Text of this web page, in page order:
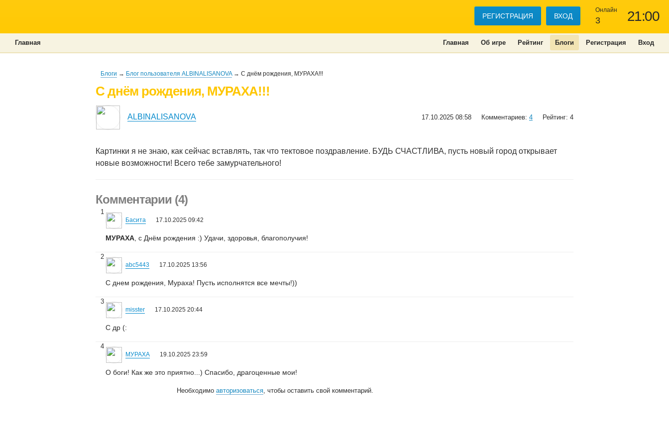
21:00
Онлайн
3
РЕГИСТРАЦИЯ ВХОД
Главная Об игре Рейтинг Блоги Регистрация Вход
Главная
Блоги → Блог пользователя ALBINALISANOVA→ С днём рождения, МУРАХА!!!
С днём рождения, МУРАХА!!!
ALBINALISANOVA 17.10.2025 08:58 Комментариев: 4 Рейтинг: 4
Картинки я не знаю, как сейчас вставлять, так что тектовое поздравление. БУДЬ СЧАСТЛИВА, пусть новый город открывает
новые возможности! Всего тебе замурчательного!
Комментарии (4)
1
Басита 17.10.2025 09:42
МУРАХА , с Днём рождения :) Удачи, здоровья, благополучия!
2
abc5443 17.10.2025 13:56
С днем рождения, Мураха! Пусть исполнятся все мечты!))
3
misster 17.10.2025 20:44
С др (:
4
МУРАХА 19.10.2025 23:59
О боги! Как же это приятно...) Спасибо, драгоценные мои!
Необходимоавторизоваться, чтобы оставить свой комментарий.